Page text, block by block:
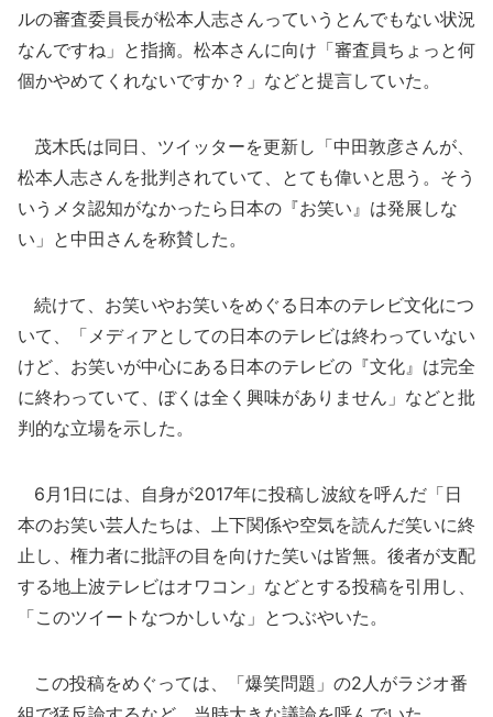
ルの審査委員長が松本人志さんっていうとんでもない状況
なんですね」と指摘。松本さんに向け「審査員ちょっと何
個かやめてくれないですか？」などと提言していた。
茂木氏は同日、ツイッターを更新し「中田敦彦さんが、
松本人志さんを批判されていて、とても偉いと思う。そう
いうメタ認知がなかったら日本の『お笑い』は発展しな
い」と中田さんを称賛した。
続けて、お笑いやお笑いをめぐる日本のテレビ文化につ
いて、「メディアとしての日本のテレビは終わっていない
けど、お笑いが中心にある日本のテレビの『文化』は完全
に終わっていて、ぼくは全く興味がありません」などと批
判的な立場を示した。
6月1日には、自身が2017年に投稿し波紋を呼んだ「日
本のお笑い芸人たちは、上下関係や空気を読んだ笑いに終
止し、権力者に批評の目を向けた笑いは皆無。後者が支配
する地上波テレビはオワコン」などとする投稿を引用し、
「このツイートなつかしいな」とつぶやいた。
この投稿をめぐっては、「爆笑問題」の2人がラジオ番